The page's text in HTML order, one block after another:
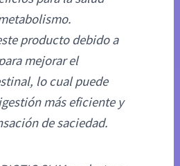
producto debido a
mejorar el
lo cual puede
más eficiente y
de saciedad.